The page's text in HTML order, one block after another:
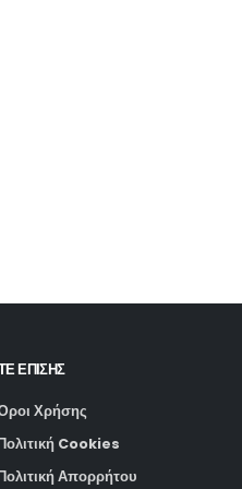
ΕΠΙΣΗΣ
Χρήσης
Cookies
Απορρήτου